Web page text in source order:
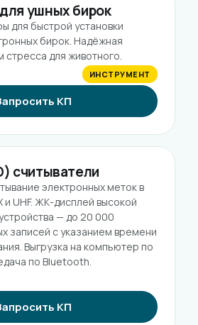
ушных бирок
для быстрой установки
бирок. Надёжная
для животного.
ИНСТРУМЕНТ
КП
считыватели
электронных меток в
и UHF. ЖК-дисплей высокой
— до 20 000
записей с указанием времени
Выгрузка на компьютер по
по Bluetooth.
КП